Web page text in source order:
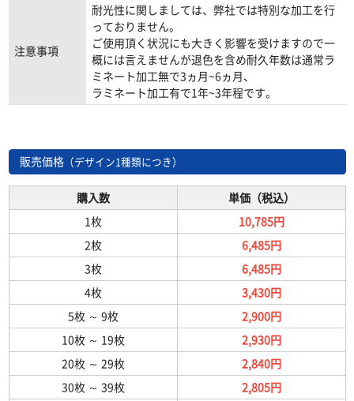
注意事項
耐光性に関しましては、弊社では特別な加工を行
っておりません。
ご使用頂く状況にも大きく影響を受けますので一
概には言えませんが退色を含め耐久年数は通常ラ
ミネート加工無で3ヵ月~6ヵ月、
ラミネート加工有で1年~3年程です。
販売価格（デザイン1種類につき）
購入数
単価（税込）
1枚
10,785円
2枚
6,485円
3枚
6,485円
4枚
3,430円
5枚～ 9枚
2,900円
10枚～ 19枚
2,930円
20枚～ 29枚
2,840円
30枚～ 39枚
2,805円